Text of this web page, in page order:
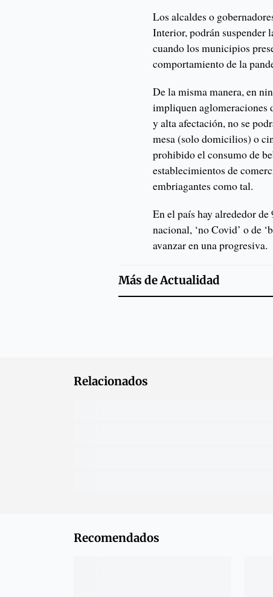
Los alcaldes o
Interior, podrán suspender
cuando los municipios
comportamiento de la
De la misma manera, en
impliquen aglomeraciones
y alta afectación, no se
mesa (solo domicilios) o
prohibido el consumo de
establecimientos de
embriagantes como tal.
En el país hay alrededor
nacional, ‘no Covid’ o de
avanzar en una progresiva.
Más deActualidad
Relacionados
Recomendados